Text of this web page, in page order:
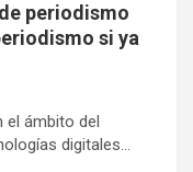
periodismo
si ya
el ámbito del
digitales…